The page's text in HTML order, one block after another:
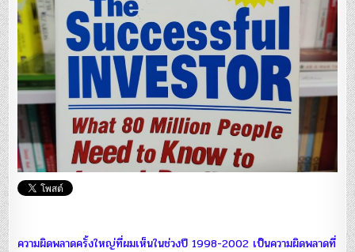
ความผิดพลาดครั้งใหญ่ที่ผมเห็นในช่วงปี 1998-2002 เป็นความผิดพลาดที่